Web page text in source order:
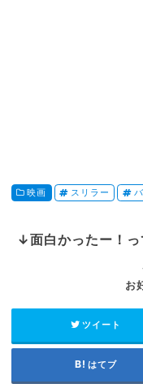
映画 スリラー
↓面白かったー！っ
お
ツイート
はてブ